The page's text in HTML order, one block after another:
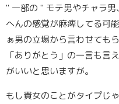
" 一部の " モテ男やチャラ
へんの感覚が麻痺してる可
ぁ男の立場から言わせても
「ありがとう」の一言も言
がいいと思いますが。
もし貴女のことがタイプじ